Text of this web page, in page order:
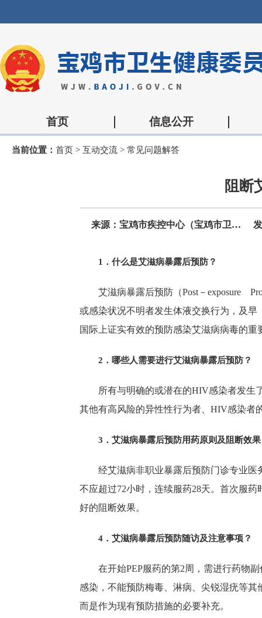
首页 信息公开
当前位置： 首页 > 互动交流 > 常见问题解答
阻断
来源：宝鸡市疾控中心（宝鸡市卫生监督所）
1．什么是艾滋病暴露后预防？
艾滋病暴露后预防（Post－exposure
或感染状况不明者发生体液交换行为，及
国际上证实有效的预防感染艾滋病病毒的重
2．哪些人需要进行艾滋病暴露后预防？
所有与明确的或潜在的HIV感染者发生
其他有高风险的异性性行为者、HIV感染者
3．艾滋病暴露后预防用药原则及阻断效
经艾滋病非职业暴露后预防门诊专业医
不应超过72小时，连续服药28天。首次服
好的阻断效果。
4．艾滋病暴露后预防随访及注意事项？
在开始PEP服药的第2周，需进行药物
感染，不能预防梅毒、淋病、尖锐湿疣等
而是作为现有预防措施的必要补充。